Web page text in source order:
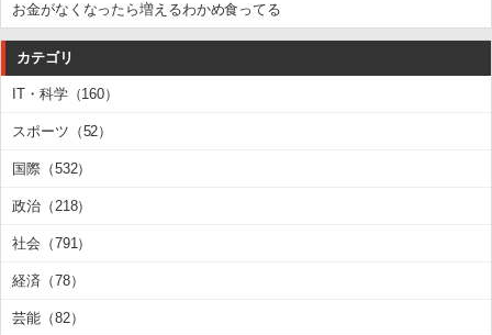
お金がなくなったら増えるわかめ食ってる
カテゴリ
IT・科学（160）
スポーツ（52）
国際（532）
政治（218）
社会（791）
経済（78）
芸能（82）